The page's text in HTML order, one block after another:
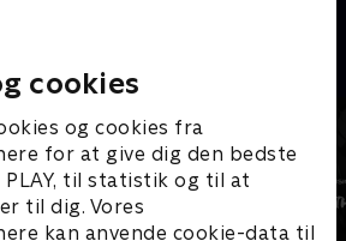
cookies
og cookies fra
for at give dig den bedste
PLAY, til statistik og til at
til dig. Vores
kan anvende cookie-data til
Disney+